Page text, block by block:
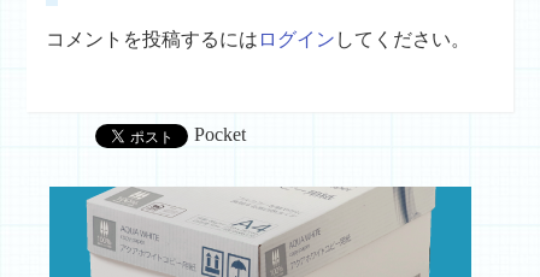
コメントを投稿するには ログイン してください。
Pocket